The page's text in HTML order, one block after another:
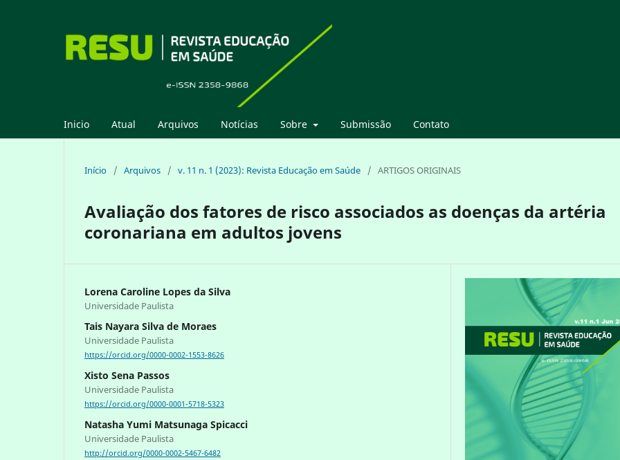
Inicio Atual Arquivos Notícias Sobre Submissão Contato
Início / Arquivos / v. 11 n. 1 (2023): Revista Educação em Saúde / ARTIGOS ORIGINAIS
Avaliação dos fatores de risco associados as doenças da artéria
coronariana em adultos jovens
Lorena Caroline Lopes da Silva
Universidade Paulista
Tais Nayara Silva de Moraes
Universidade Paulista
https://orcid.org/0000-0002-1553-8626
Xisto Sena Passos
Universidade Paulista
https://orcid.org/0000-0001-5718-5323
Natasha Yumi Matsunaga Spicacci
Universidade Paulista
http://orcid.org/0000-0002-5467-6482